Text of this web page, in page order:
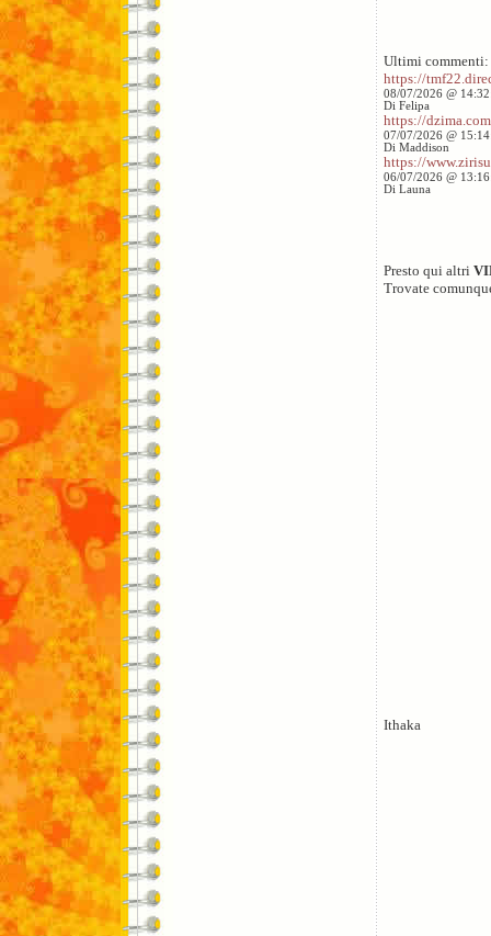
Ultimi commenti:
https://
08/07/2026 @
Di Felipa
https://
07/07/2026 @
Di Maddison
https://
06/07/2026 @
Di Launa
Presto qui altri
Trovate
Ithaka